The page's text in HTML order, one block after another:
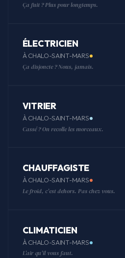
Ça fuit ? Plus pour longtemps.
ÉLECTRICIEN
À CHALO-SAINT-MARS
Ça disjoncte ? Nous, jamais.
VITRIER
À CHALO-SAINT-MARS
Cassé ? On recolle les morceaux.
CHAUFFAGISTE
À CHALO-SAINT-MARS
Le froid, c'est dehors. Pas chez vous.
CLIMATICIEN
À CHALO-SAINT-MARS
L'air qu'il vous faut.